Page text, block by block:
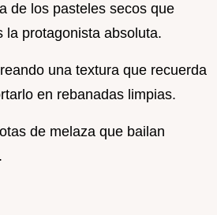
de los pasteles secos que
la protagonista absoluta.
una textura que recuerda
en rebanadas limpias.
de melaza que bailan